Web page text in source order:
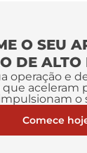
O SEU
DE ALTO
operação e
aceleram
o
Comece